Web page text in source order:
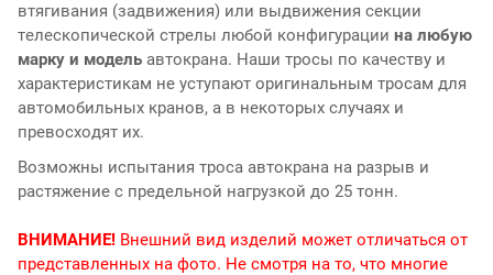
втягивания (задвижения) или выдвижения секции
телескопической стрелы любой конфигурации на любую
марку и модель автокрана. Наши тросы по качеству и
характеристикам не уступают оригинальным тросам для
автомобильных кранов, а в некоторых случаях и
превосходят их.
Возможны испытания троса автокрана на разрыв и
растяжение с предельной нагрузкой до 25 тонн.
ВНИМАНИЕ! Внешний вид изделий может отличаться от
представленных на фото. Не смотря на то, что многие